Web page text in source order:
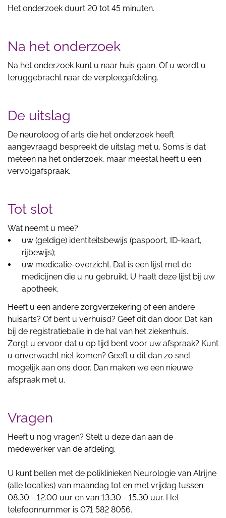
Het onderzoek duurt 20 tot 45 minuten.
Na het onderzoek
Na het onderzoek kunt u naar huis gaan. Of u wordt u
teruggebracht naar de verpleegafdeling.
De uitslag
De neuroloog of arts die het onderzoek heeft
aangevraagd bespreekt de uitslag met u. Soms is dat
meteen na het onderzoek, maar meestal heeft u een
vervolgafspraak.
Tot slot
Wat neemt u mee?
uw (geldige) identiteitsbewijs (paspoort, ID-kaart,
rijbewijs);
uw medicatie-overzicht. Dat is een lijst met de
medicijnen die u nu gebruikt. U haalt deze lijst bij uw
apotheek.
Heeft u een andere zorgverzekering of een andere
huisarts? Of bent u verhuisd? Geef dit dan door. Dat kan
bij de registratiebalie in de hal van het ziekenhuis.
Zorgt u ervoor dat u op tijd bent voor uw afspraak? Kunt
u onverwacht niet komen? Geeft u dit dan zo snel
mogelijk aan ons door. Dan maken we een nieuwe
afspraak met u.
Vragen
Heeft u nog vragen? Stelt u deze dan aan de
medewerker van de afdeling.
U kunt bellen met de poliklinieken Neurologie van Alrijne
(alle locaties) van maandag tot en met vrijdag tussen
08.30 - 12.00 uur en van 13.30 - 15.30 uur. Het
telefoonnummer is 071 582 8056.